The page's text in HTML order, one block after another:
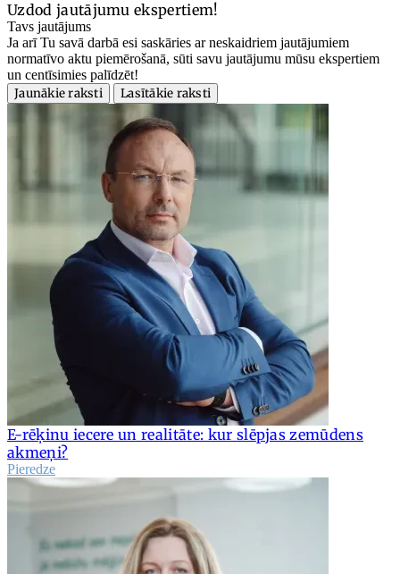
Uzdod jautājumu ekspertiem!
Tavs jautājums
Ja arī Tu savā darbā esi saskāries ar neskaidriem jautājumiem
normatīvo aktu piemērošanā, sūti savu jautājumu mūsu ekspertiem
un centīsimies palīdzēt!
Jaunākie raksti
Lasītākie raksti
E-rēķinu iecere un realitāte: kur slēpjas zemūdens
akmeņi?
Pieredze